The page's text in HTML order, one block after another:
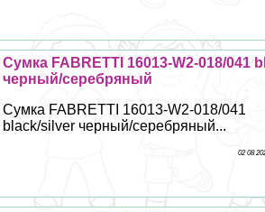
Сумка FABRETTI 16013-W2-018/041
черный/серебряный
Сумка FABRETTI 16013-W2-018/041
black/silver черный/серебряный...
02 08